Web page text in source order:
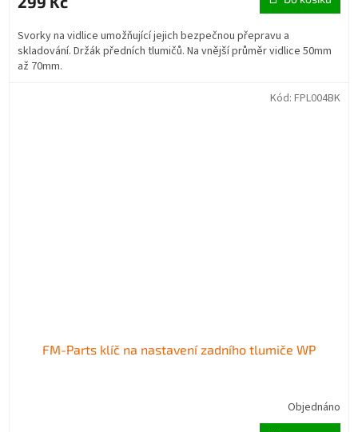
Svorky na vidlice umožňující jejich bezpečnou přepravu a
skladování. Držák předních tlumičů. Na vnější průměr vidlice 50mm
až 70mm.
FM-Parts klíč na nastavení zadního tlumiče WP
Objednáno
Kód: FPL004BK